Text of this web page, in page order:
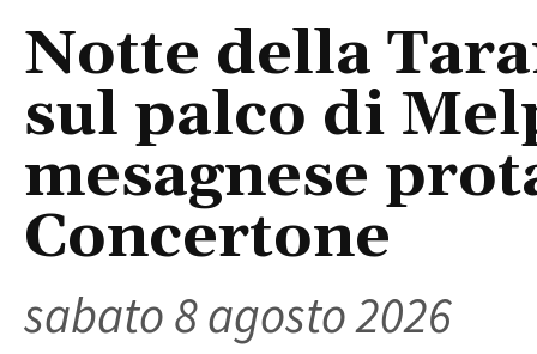
Notte della
sul palco di
mesagnese
Concertone
sabato 8 agosto 2026